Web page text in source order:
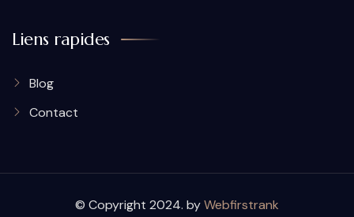
Liens rapides
Blog
Contact
© Copyright 2024. byWebfirstrank